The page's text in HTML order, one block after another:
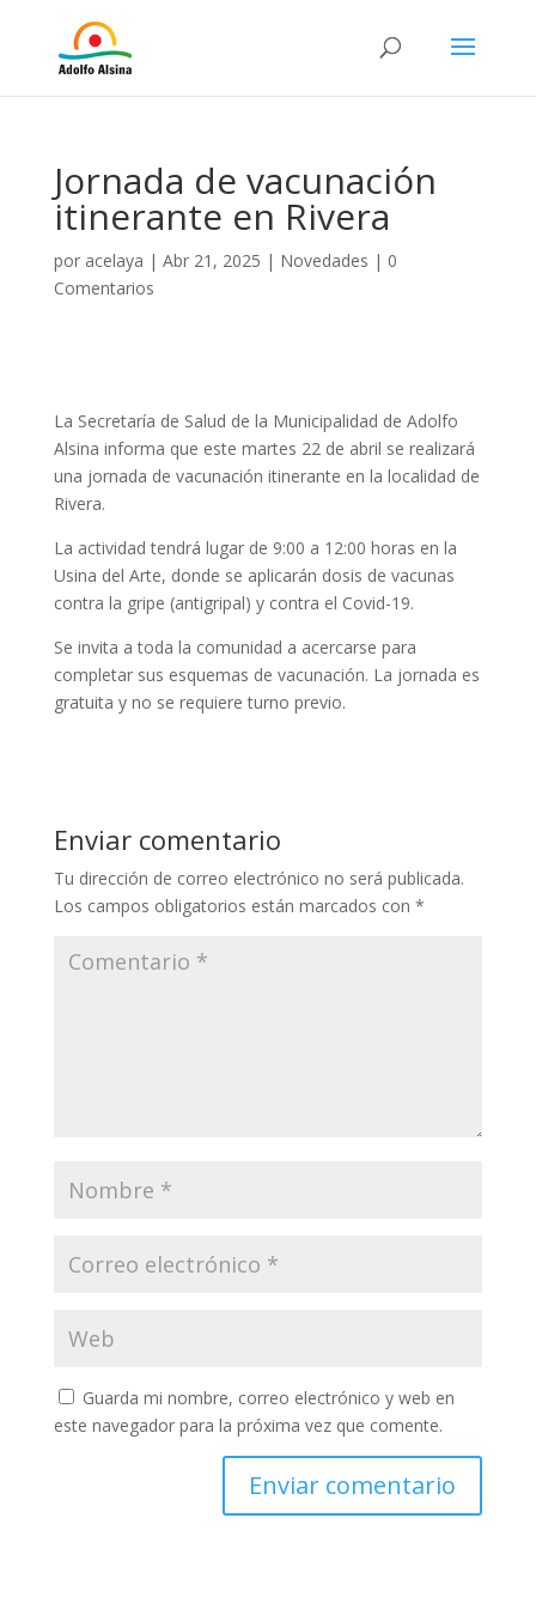
Jornada de vacunación
itinerante en Rivera
por acelaya | Abr 21, 2025 | Novedades | 0
Comentarios
La Secretaría de Salud de la Municipalidad de Adolfo
Alsina informa que este martes 22 de abril se realizará
una jornada de vacunación itinerante en la localidad de
Rivera.
La actividad tendrá lugar de 9:00 a 12:00 horas en la
Usina del Arte, donde se aplicarán dosis de vacunas
contra la gripe (antigripal) y contra el Covid-19.
Se invita a toda la comunidad a acercarse para
completar sus esquemas de vacunación. La jornada es
gratuita y no se requiere turno previo.
Enviar comentario
Tu dirección de correo electrónico no será publicada.
Los campos obligatorios están marcados con *
Guarda mi nombre, correo electrónico y web en
este navegador para la próxima vez que comente.